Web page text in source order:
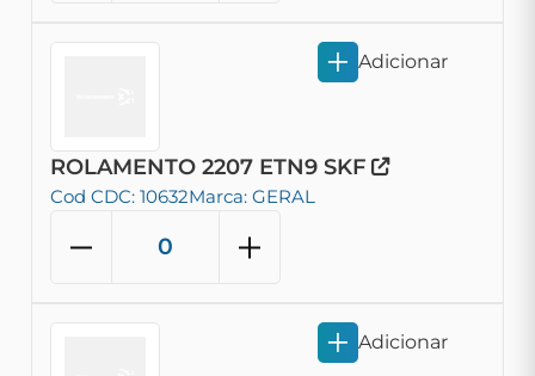
ROLAMENTO 2207 ETN9 SKF
Cod CDC: 10632Marca: GERAL
Adicionar
Adicionar